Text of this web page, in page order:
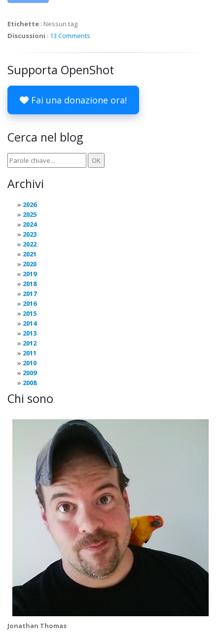
Etichette : Nessun tag
Discussioni : 13 Comments
Supporta OpenShot
Fai una donazione ora!
Cerca nel blog
Archivi
2026
2025
2024
2023
2022
2021
2020
2019
2018
2017
2016
2015
2014
2013
2012
2011
2010
2009
2008
Chi sono
Jonathan Thomas